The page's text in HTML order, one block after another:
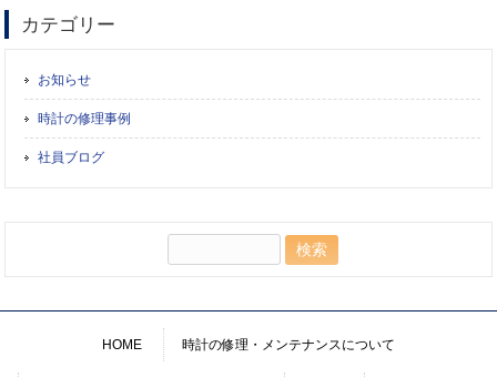
カテゴリー
お知らせ
時計の修理事例
社員ブログ
HOME 時計の修理・メンテナンスについて